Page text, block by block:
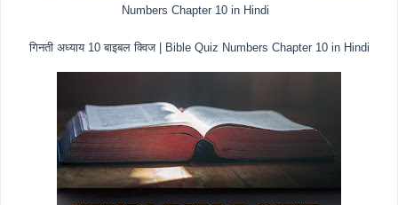
Numbers Chapter 10 in Hindi
गिनती अध्याय 10 बाइबल क्विज | Bible Quiz Numbers Chapter 10 in Hindi